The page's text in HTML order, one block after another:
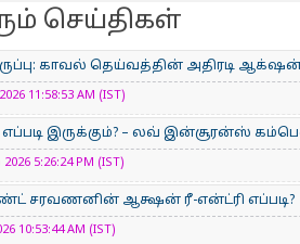
செய்திகள்
காவல் தெய்வத்தின் அதிரடி
11:58:53 AM (IST)
எப்படி இருக்கும்? – லவ் இன்சூரன்ஸ்
5:26:24 PM (IST)
சரவணனின் ஆக்ஷன் ரீ-என்ட்ரி எப்படி?
10:53:44 AM (IST)